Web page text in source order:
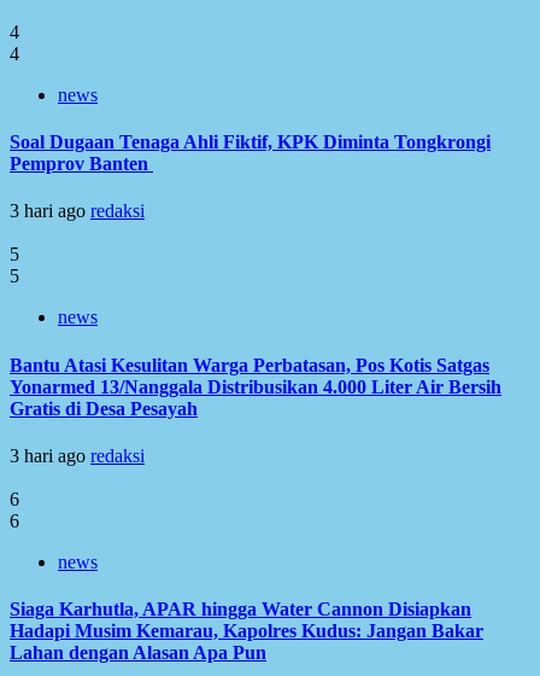
4
4
news
Soal Dugaan Tenaga Ahli Fiktif, KPK Diminta Tongkrongi
Pemprov Banten
3 hari ago redaksi
5
5
news
Bantu Atasi Kesulitan Warga Perbatasan, Pos Kotis Satgas
Yonarmed 13/Nanggala Distribusikan 4.000 Liter Air Bersih
Gratis di Desa Pesayah
3 hari ago redaksi
6
6
news
Siaga Karhutla, APAR hingga Water Cannon Disiapkan
Hadapi Musim Kemarau, Kapolres Kudus: Jangan Bakar
Lahan dengan Alasan Apa Pun